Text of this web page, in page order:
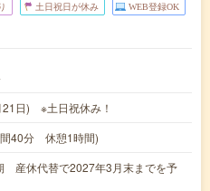
土日祝日が休み WEB登録OK
21日) ※土日祝休み！
40分 休憩1時間)
産休代替で2027年3月末までを予